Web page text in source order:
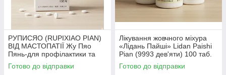
РУПИСЯО (RUPIXIAO PIAN)
ВІД МАСТОПАТІЇ Жу Пяо
Пянь-для профілактики та
лікування молочної залози
100 таб., 999
Готово до відправки
Лікування жовчного міхура
«Лідань Пайші» Lidan Paishi
Pian (9993 дев'яти) 100 таб.
Готово до відправки